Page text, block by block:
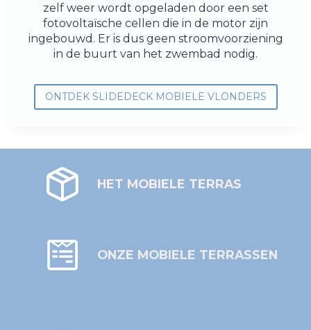
zelf weer wordt opgeladen door een set
fotovoltaïsche cellen die in de motor zijn
ingebouwd. Er is dus geen stroomvoorziening
in de buurt van het zwembad nodig.
ONTDEK SLIDEDECK MOBIELE VLONDERS
HET MOBIELE TERRAS
ONZE MOBIELE TERRASSEN